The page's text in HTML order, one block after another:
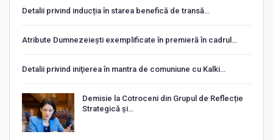
Detalii privind inducția în starea benefică de transă…
Atribute Dumnezeiești exemplificate în premieră în cadrul…
Detalii privind iniţierea în mantra de comuniune cu Kalki…
Demisie la Cotroceni din Grupul de Reflecție
Strategică și…